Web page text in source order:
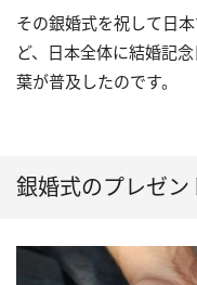
その銀婚式を祝して日
ど、日本全体に結婚記
葉が普及したのです。
銀婚式のプレゼン